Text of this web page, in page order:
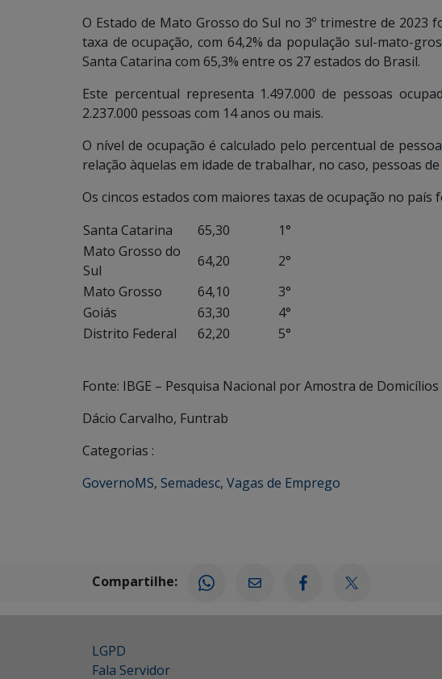
O Estado de Mato Grosso do Sul no 3º trimestre de 2023
taxa de ocupação, com 64,2% da população sul-mato-
Santa Catarina com 65,3% entre os 27 estados do Brasil.
Este percentual representa 1.497.000 de pessoas
2.237.000 pessoas com 14 anos ou mais.
O nível de ocupação é calculado pelo percentual de
relação àquelas em idade de trabalhar, no caso, pessoas
Os cincos estados com maiores taxas de ocupação no país
Santa Catarina
65,30
1°
Mato Grosso do
Sul
64,20
2°
Mato Grosso
64,10
3°
Goiás
63,30
4°
Distrito Federal
62,20 5°
Fonte: IBGE – Pesquisa Nacional por Amostra de
Dácio Carvalho, Funtrab
Categorias :
GovernoMS, Semadesc, Vagas de Emprego
Compartilhe:
LGPD
Fala Servidor